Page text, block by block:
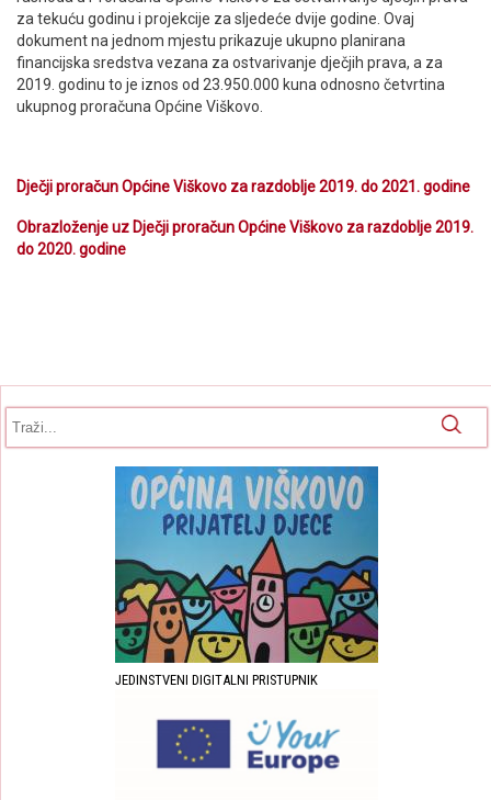
za tekuću godinu i projekcije za sljedeće dvije godine. Ovaj
dokument na jednom mjestu prikazuje ukupno planirana
financijska sredstva vezana za ostvarivanje dječjih prava, a za
2019. godinu to je iznos od 23.950.000 kuna odnosno četvrtina
ukupnog proračuna Općine Viškovo.
Dječji proračun Općine Viškovo za razdoblje 2019. do 2021. godine
Obrazloženje uz Dječji proračun Općine Viškovo za razdoblje 2019.
do 2020. godine
JEDINSTVENI DIGITALNI PRISTUPNIK